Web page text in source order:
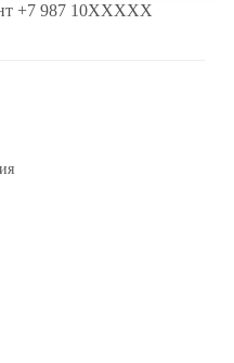
+7 987 10XXXXX